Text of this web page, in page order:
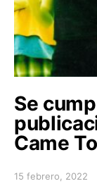
Se
Came
Posted on
15 febrero, 2022